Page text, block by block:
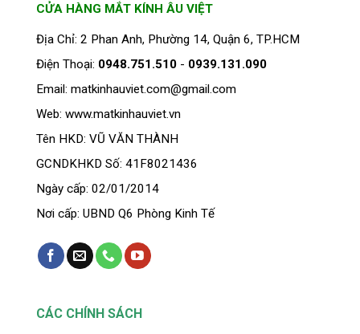
CỬA HÀNG MẮT KÍNH ÂU VIỆT
Địa Chỉ: 2 Phan Anh, Phường 14, Quận 6, TP.HCM
Điện Thoại: 0948.751.510 - 0939.131.090
Email: matkinhauviet.com@gmail.com
Web: www.matkinhauviet.vn
Tên HKD: VŨ VĂN THÀNH
GCNDKHKD Số: 41F8021436
Ngày cấp: 02/01/2014
Nơi cấp: UBND Q6 Phòng Kinh Tế
CÁC CHÍNH SÁCH